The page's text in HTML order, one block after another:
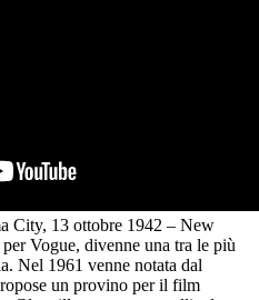
City, 13 ottobre 1942 – New
Vogue, divenne una tra le più
Nel 1961 venne notata dal
un provino per il film